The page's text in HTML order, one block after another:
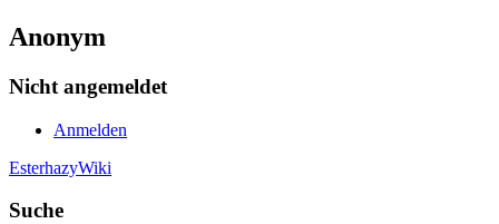
Anonym
Nicht angemeldet
Anmelden
EsterhazyWiki
Suche